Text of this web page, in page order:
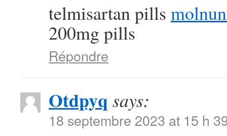
telmisartan pills
200mg pills
Répondre
Otdpyq says:
18 septembre 2023 at 15 h